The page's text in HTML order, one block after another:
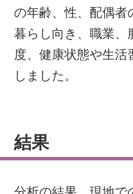
の年齢、性、配偶者
暮らし向き、職業、
度、健康状態や生
しました。
結果